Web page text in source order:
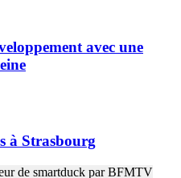
avec une
à Strasbourg